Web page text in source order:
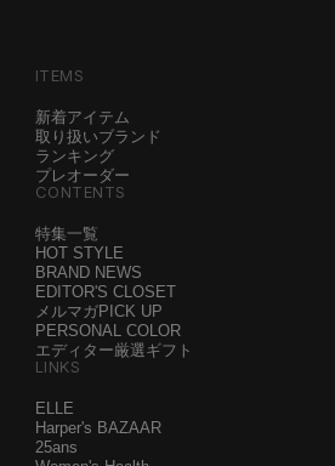
ITEMS
新着アイテム
取り扱いブランド
ランキング
プレオーダー
CONTENTS
特集一覧
HOT STYLE
BRAND NEWS
EDITOR'S CLOSET
メルマガPICK UP
PERSONAL COLOR
エディター厳選ギフト
LINKS
ELLE
Harper's BAZAAR
25ans